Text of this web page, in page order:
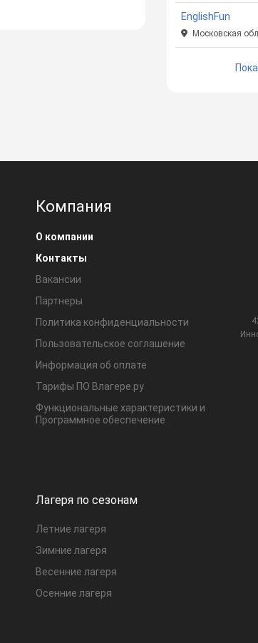
EnglishFun
Московская
Компания
О компании
Контакты
Вакансии
Партнеры
Политика конфиденциальности
Пользовательское соглашение
Информация об оплате
Тарифы ПО Влагере.ру
Функциональные характеристики и
Программное обеспечение
Лагеря по сезонам
Летние лагеря
Зимние лагеря
Весенние лагеря
Осенние лагеря